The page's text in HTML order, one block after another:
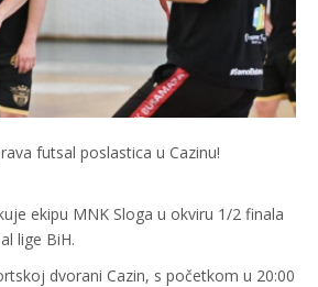
futsal poslastica u Cazinu!
ekipu MNK Sloga u okviru 1/2 finala
lige BiH.
dvorani Cazin, s početkom u 20:00